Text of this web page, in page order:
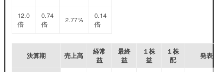
12.0
倍
0.74
倍
2.77％
0.14
倍
決算期 売上高
経常
益
最終
益
１株
益
１株
配
発表